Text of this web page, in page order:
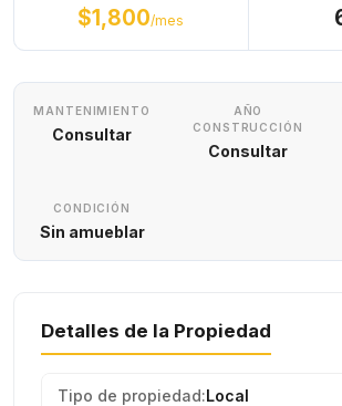
$1,800/mes
MANTENIMIENTO
Consultar
AÑO
CONSTRUCCIÓN
Consultar
CONDICIÓN
Sin amueblar
Detalles de la Propiedad
Tipo de propiedad:Local